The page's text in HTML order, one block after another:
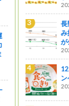
2025.06.26
長野県の１人１日当
み排出量（令和６年
が公表されました
2026.04.15
12/31まで「信州食
ンペーン2025」開
2025.11.04